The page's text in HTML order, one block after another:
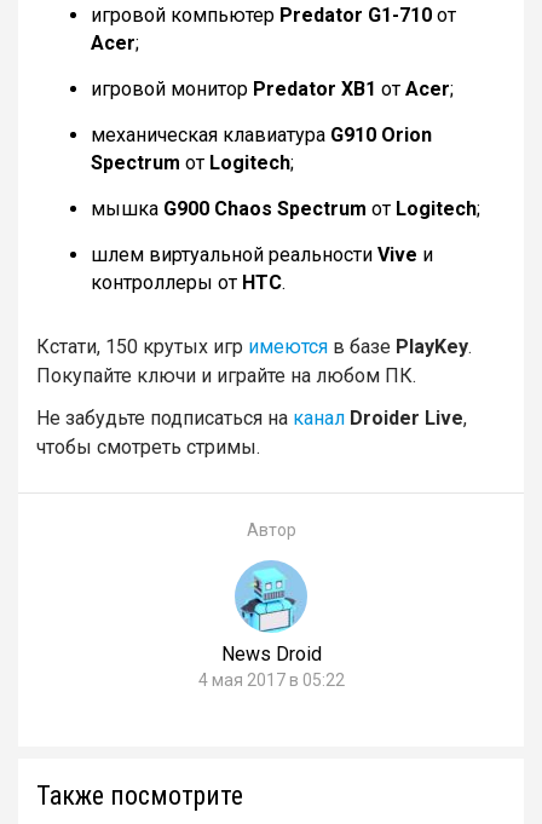
игровой компьютер Predator G1-710 от
Acer;
игровой монитор Predator XB1 от Acer;
механическая клавиатура G910 Orion
Spectrum от Logitech;
мышка G900 Chaos Spectrum от Logitech;
шлем виртуальной реальности Vive и
контроллеры от HTC.
Кстати, 150 крутых игр имеются в базе PlayKey.
Покупайте ключи и играйте на любом ПК.
Не забудьте подписаться на канал Droider Live,
чтобы смотреть стримы.
Автор
News Droid
4 мая 2017 в 05:22
Также посмотрите